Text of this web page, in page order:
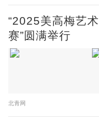
“2025美高梅艺
赛”圆满举行
北青网